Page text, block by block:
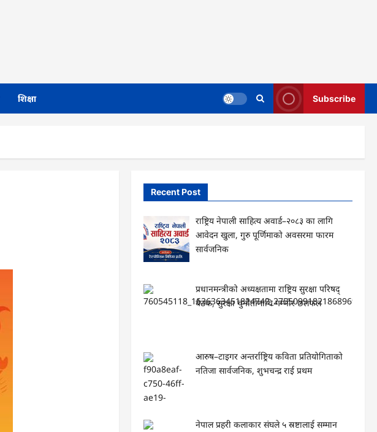
शिक्षा Subscribe
Recent Post
राष्ट्रिय नेपाली साहित्य अवार्ड–२०८३ का लागि
आवेदन खुला, गुरु पूर्णिमाको अवसरमा फारम
सार्वजनिक
प्रधानमन्त्रीको अध्यक्षतामा राष्ट्रिय सुरक्षा परिषद्
बैठक, सुरक्षा चुनौतीमाथि गम्भीर छलफल
आरुष–टाइगर अन्तर्राष्ट्रिय कविता प्रतियोगिताको
नतिजा सार्वजनिक, शुभचन्द्र राई प्रथम
नेपाल प्रहरी कलाकार संघले ५ स्रष्टालाई सम्मान